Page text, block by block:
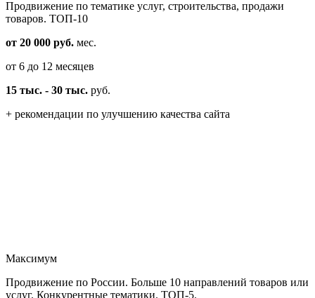
Продвижение по тематике услуг, строительства, продажи
товаров. ТОП-10
от 20 000 руб. мес.
от 6 до 12 месяцев
15 тыс. - 30 тыс. руб.
+ рекомендации по улучшению качества сайта
Максимум
Продвижение по России. Больше 10 направлений товаров или
услуг. Конкурентные тематики. ТОП-5.